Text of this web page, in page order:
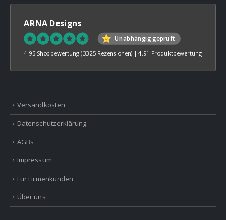
ARNA Designs
Unabhängig geprüft
4.95 Shopbewertung (3325 Rezensionen) |4.91 Produktbewertung
Versandkosten
Datenschutzerklärung
AGBs
Impressum
Für Firmenkunden
Über uns